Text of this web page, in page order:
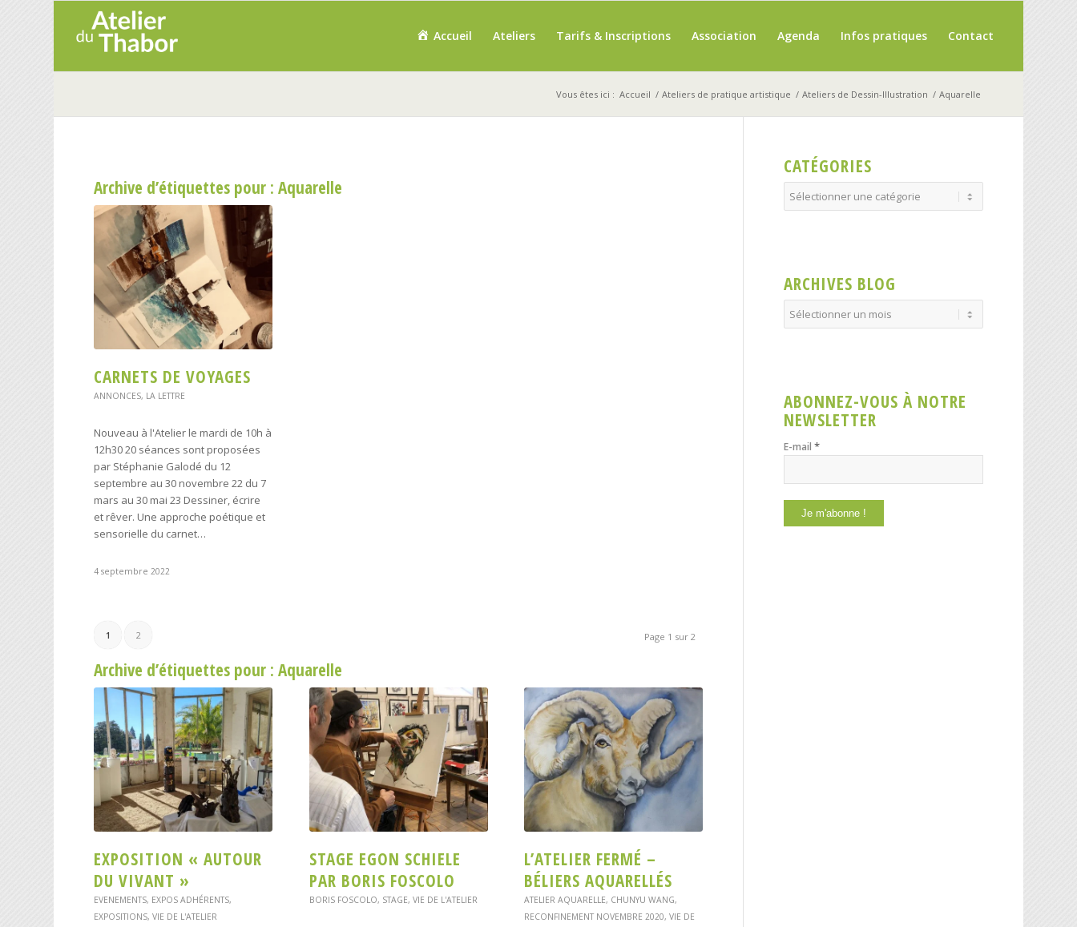
Accueil Ateliers Tarifs & Inscriptions Association Agenda Infos pratiques Contact
Vous êtes ici : Accueil / Ateliers de pratique artistique / Ateliers de Dessin-Illustration / Aquarelle
Archive d’étiquettes pour :Aquarelle
CARNETS DE VOYAGES
ANNONCES, LA LETTRE
Nouveau à l'Atelier le mardi de 10h à
12h30 20 séances sont proposées
par Stéphanie Galodé du 12
septembre au 30 novembre 22 du 7
mars au 30 mai 23 Dessiner, écrire
et rêver. Une approche poétique et
sensorielle du carnet…
4 septembre 2022
Page 1 sur 2
1 2
Archive d’étiquettes pour :Aquarelle
EXPOSITION « AUTOUR
DU VIVANT »
EVENEMENTS, EXPOS ADHÉRENTS,
EXPOSITIONS,VIE DE L'ATELIER
STAGE EGON SCHIELE
PAR BORIS FOSCOLO
BORIS FOSCOLO, STAGE, VIE DE L'ATELIER
L’ATELIER FERMÉ –
BÉLIERS AQUARELLÉS
ATELIER AQUARELLE, CHUNYU WANG,
RECONFINEMENT NOVEMBRE 2020,VIE DE
CATÉGORIES
Catégories
ARCHIVES BLOG
ABONNEZ-VOUS À NOTRE
NEWSLETTER
E-mail*